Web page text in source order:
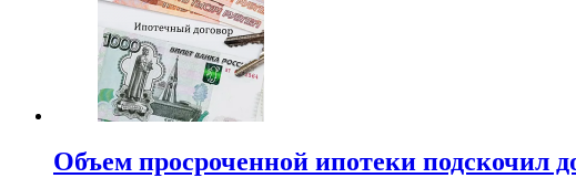
Объем просроченной ипотеки подскочил